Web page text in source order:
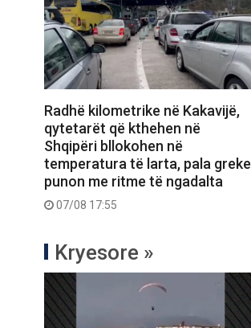
Radhë kilometrike në Kakavijë,
qytetarët që kthehen në
Shqipëri bllokohen në
temperatura të larta, pala greke
punon me ritme të ngadalta
07/08 17:55
Kryesore »